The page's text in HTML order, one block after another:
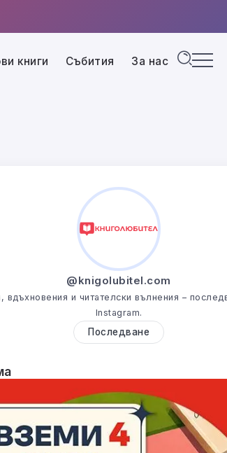
книги Събития За нас
@knigolubitel.com
вдъхновения и читателски вълнения –
Instagram.
Последване